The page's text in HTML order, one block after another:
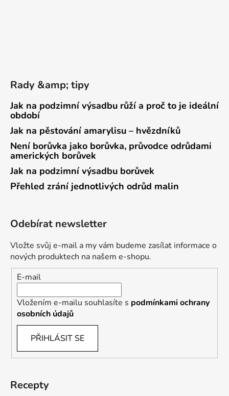
Rady &amp; tipy
Jak na podzimní výsadbu růží a proč to je ideální
období
Jak na pěstování amarylisu – hvězdníků
Není borůvka jako borůvka, průvodce odrůdami
amerických borůvek
Jak na podzimní výsadbu borůvek
Přehled zrání jednotlivých odrůd malin
Odebírat newsletter
Vložte svůj e-mail a my vám budeme zasílat informace o
nových produktech na našem e-shopu.
E-mail
Vložením e-mailu souhlasíte s podmínkami ochrany
osobních údajů
PŘIHLÁSIT SE
Recepty